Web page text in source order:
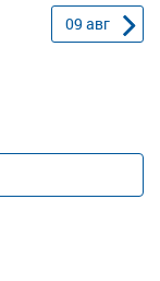
09 авг